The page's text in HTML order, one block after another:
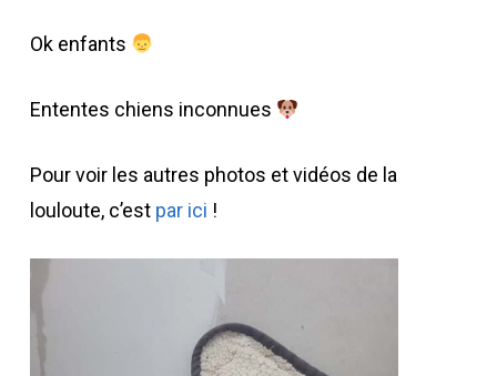
Ok enfants
Ententes chiens inconnues
Pour voir les autres photos et vidéos de la
louloute, c’est par ici !